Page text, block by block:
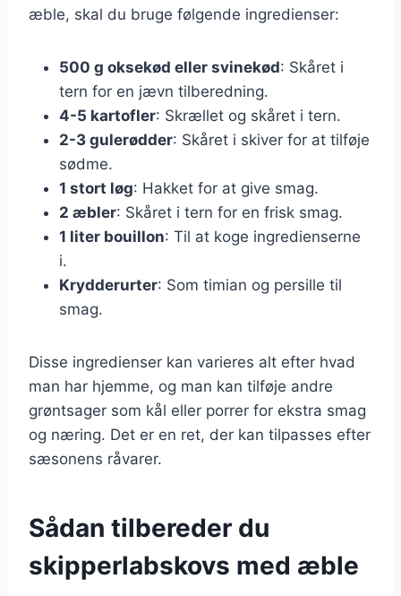
æble, skal du bruge følgende ingredienser:
500 g oksekød eller svinekød: Skåret i
tern for en jævn tilberedning.
4-5 kartofler: Skrællet og skåret i tern.
2-3 gulerødder: Skåret i skiver for at tilføje
sødme.
1 stort løg: Hakket for at give smag.
2 æbler: Skåret i tern for en frisk smag.
1 liter bouillon: Til at koge ingredienserne
i.
Krydderurter: Som timian og persille til
smag.
Disse ingredienser kan varieres alt efter hvad
man har hjemme, og man kan tilføje andre
grøntsager som kål eller porrer for ekstra smag
og næring. Det er en ret, der kan tilpasses efter
sæsonens råvarer.
Sådan tilbereder du
skipperlabskovs med æble